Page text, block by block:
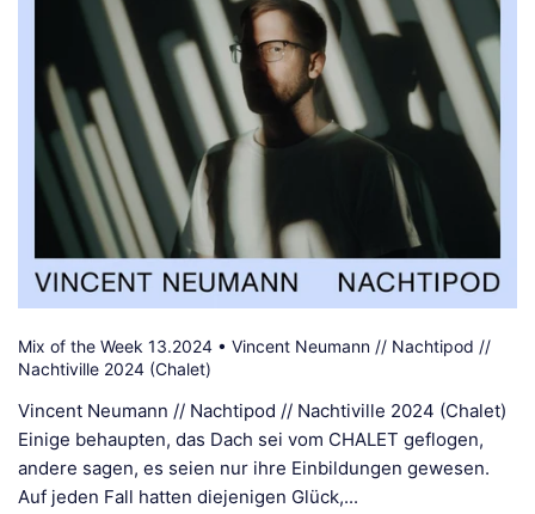
Mix of the Week 13.2024 • Vincent Neumann // Nachtipod //
Nachtiville 2024 (Chalet)
Vincent Neumann // Nachtipod // Nachtiville 2024 (Chalet)
Einige behaupten, das Dach sei vom CHALET geflogen,
andere sagen, es seien nur ihre Einbildungen gewesen.
Auf jeden Fall hatten diejenigen Glück,...